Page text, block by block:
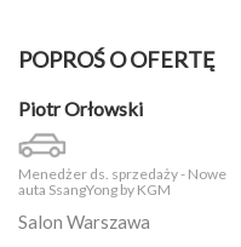
POPROŚ O OFERTĘ
Piotr Orłowski
Menedżer ds. sprzedaży - Nowe
auta SsangYong by KGM
Salon Warszawa